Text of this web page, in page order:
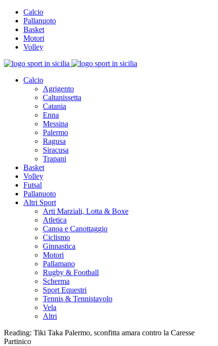
Calcio
Pallanuoto
Basket
Motori
Volley
Calcio
Agrigento
Caltanissetta
Catania
Enna
Messina
Palermo
Ragusa
Siracusa
Trapani
Basket
Volley
Futsal
Pallanuoto
Altri Sport
Arti Marziali, Lotta & Boxe
Atletica
Canoa e Canottaggio
Ciclismo
Ginnastica
Motori
Pallamano
Rugby & Football
Scherma
Sport Equestri
Tennis & Tennistavolo
Vela
Altri
Reading: Tiki Taka Palermo, sconfitta amara contro la Caresse
Partinico